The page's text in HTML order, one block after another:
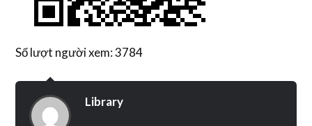
Số lượt người xem: 3784
Library